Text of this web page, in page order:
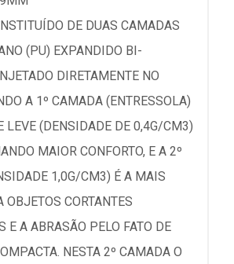
DE DUAS CAMADAS
(PU) EXPANDIDO BI-
DIRETAMENTE NO
A 1º CAMADA (ENTRESSOLA)
LEVE (DENSIDADE DE 0,4G/CM3)
MAIOR CONFORTO, E A 2º
1,0G/CM3) É A MAIS
OBJETOS CORTANTES
E A ABRASÃO PELO FATO DE
NESTA 2º CAMADA O